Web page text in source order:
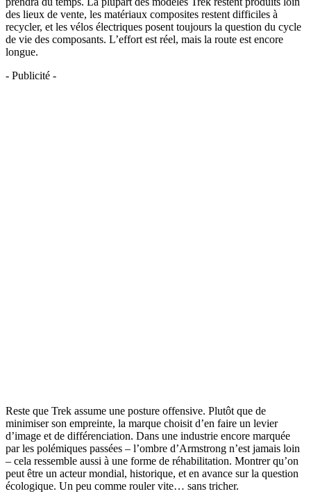
des lieux de vente, les matériaux composites restent difficiles à
recycler, et les vélos électriques posent toujours la question du cycle
de vie des composants. L’effort est réel, mais la route est encore
longue.
- Publicité -
Reste que Trek assume une posture offensive. Plutôt que de
minimiser son empreinte, la marque choisit d’en faire un levier
d’image et de différenciation. Dans une industrie encore marquée
par les polémiques passées – l’ombre d’Armstrong n’est jamais loin
– cela ressemble aussi à une forme de réhabilitation. Montrer qu’on
peut être un acteur mondial, historique, et en avance sur la question
écologique. Un peu comme rouler vite… sans tricher.